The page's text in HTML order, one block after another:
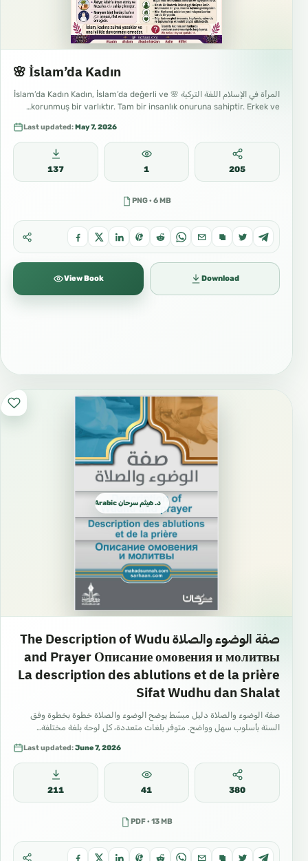
🌸 İslam’da Kadın
المرأة في الإسلام اللغة التركية 🌸 İslam’da Kadın Kadın, İslam’da değerli ve
korunmuş bir varlıktır. Tam bir insanlık onuruna sahiptir. Erkek ve…
Last updated:May 7, 2026
137 1 205
PNG · 6 MB
View Book Download
د. هيثم سرحان Arabic العربية
صفة الوضوء والصلاة The Description of Wudu
and Prayer Описание омовения и молитвы
La description des ablutions et de la prière
Sifat Wudhu dan Shalat
صفة الوضوء والصلاة دليل مبسّط يوضح الوضوء والصلاة خطوة بخطوة وفق
السنة بأسلوب سهل وواضح. متوفر بلغات متعددة، كل لوحة بلغة مختلفة…
Last updated:June 7, 2026
211 41 380
PDF · 13 MB